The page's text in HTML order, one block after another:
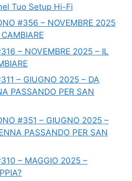
Tuo Setup Hi-Fi
#356 – NOVEMBRE 2025
– NOVEMBRE 2025 – IL
– GIUGNO 2025 – DA
PASSANDO PER SAN
#351 – GIUGNO 2025 –
PASSANDO PER SAN
– MAGGIO 2025 –